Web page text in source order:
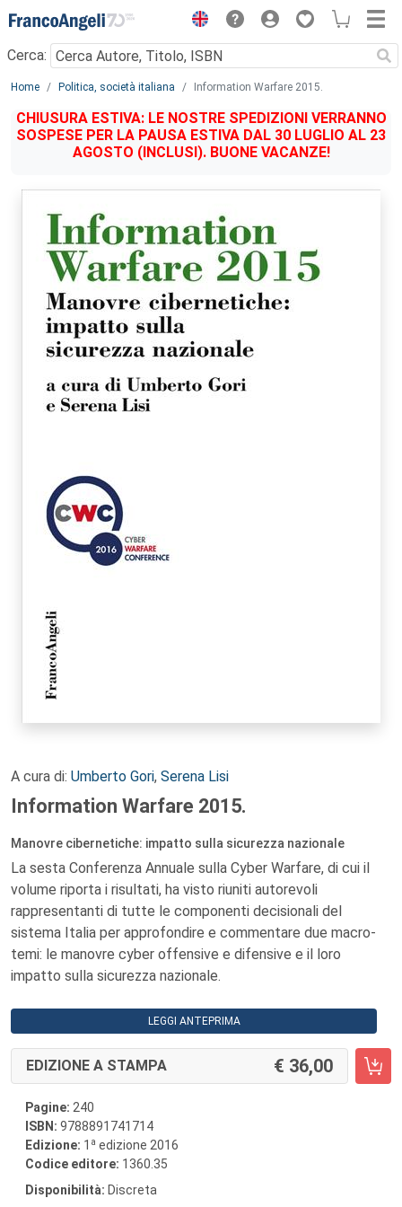
Menu
Cerca:
Main content
Home Politica, società italiana Information Warfare 2015.
CHIUSURA ESTIVA: LE NOSTRE SPEDIZIONI VERRANNO
SOSPESE PER LA PAUSA ESTIVA DAL 30 LUGLIO AL 23
AGOSTO (INCLUSI). BUONE VACANZE!
A cura di: Umberto Gori, Serena Lisi
Information Warfare 2015.
Manovre cibernetiche: impatto sulla sicurezza nazionale
La sesta Conferenza Annuale sulla Cyber Warfare, di cui il
volume riporta i risultati, ha visto riuniti autorevoli
rappresentanti di tutte le componenti decisionali del
sistema Italia per approfondire e commentare due macro-
temi: le manovre cyber offensive e difensive e il loro
impatto sulla sicurezza nazionale.
LEGGI ANTEPRIMA
EDIZIONE A STAMPA 36,00
Pagine: 240
ISBN: 9788891741714
Edizione: 1 a edizione 2016
Codice editore: 1360.35
Disponibilità: Discreta